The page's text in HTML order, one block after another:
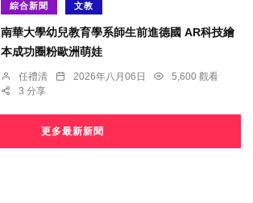
綜合新聞 文教
南華大學幼兒教育學系師生前進德國 AR科技繪
本成功圈粉歐洲萌娃
任禮清 2026年八月06日
5,600 觀看
3 分享
更多最新新聞